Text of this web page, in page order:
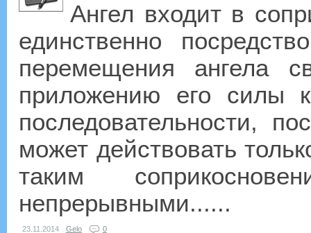
Ангел входит в
единственно
перемещения ангела
приложению его силы
последовательности,
может действовать
таким
непрерывными......
23.11.2014 Gelo 0